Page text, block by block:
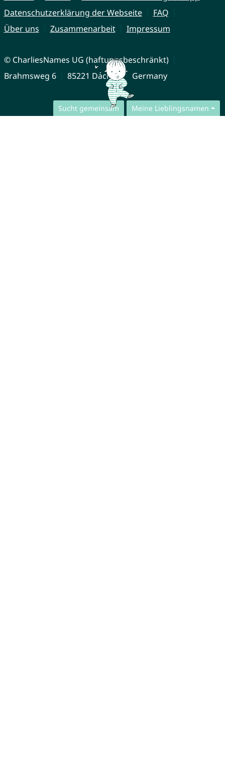
Sucht gemeinsam Meine Lieblingsnamen
Datenschutzerklärung der Webseite
FAQ
Über uns
Zusammenarbeit Impressum
© CharliesNames UG (haftungsbeschränkt)
Brahmsweg 6
85221 Dachau Germany